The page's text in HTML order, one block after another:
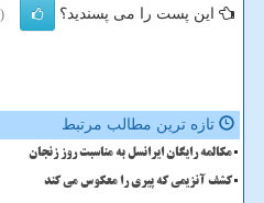
این پست را می پسندید؟ (1)
تازه ترین مطالب مرتبط
مکالمه رایگان ایرانسل به مناسبت روز زنجان
کشف آنزیمی که پیری را معکوس می کند